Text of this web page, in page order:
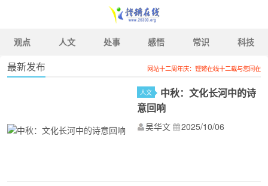
观点 人文 处事 感悟 常识 科技
网站十二周年庆：铿锵在线十二载与您同在
最新发布
人文
中秋：文化长河中的诗
意回响
吴华文 2025/10/06